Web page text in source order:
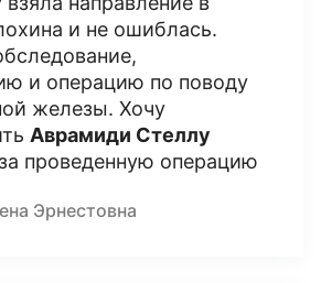
и не ошиблась.
и операцию по поводу
железы. Хочу
Аврамиди Стеллу
за проведенную операцию
Эрнестовна